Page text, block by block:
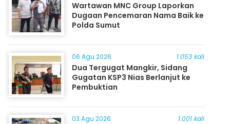
Wartawan MNC Group Laporkan
Dugaan Pencemaran Nama Baik ke
Polda Sumut
06 Agu 2026 1.053 kali
Dua Tergugat Mangkir, Sidang
Gugatan KSP3 Nias Berlanjut ke
Pembuktian
03 Agu 2026 1.001 kali